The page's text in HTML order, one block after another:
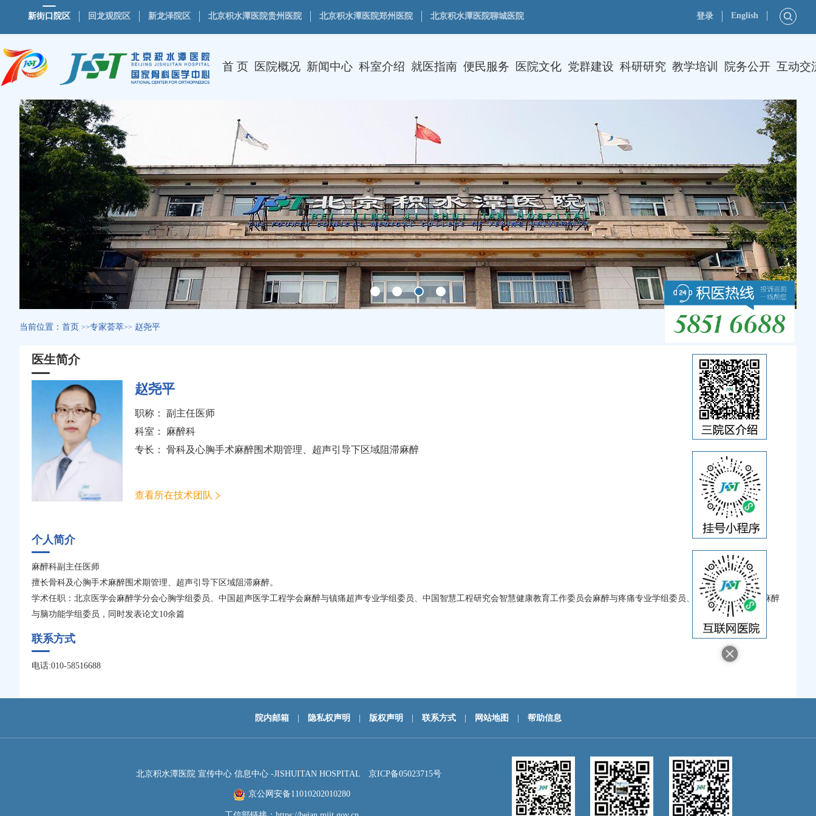
新街口院区 回龙观院区 新龙泽院区 北京积水潭医院贵州医院 北京积水潭医院郑州医院 北京积水潭医院聊城医院 登录 English
首 页 医院概况 新闻中心 科室介绍 就医指南 便民服务 医院文化 党群建设 科研研究 教学培训 院务公开 互动交
当前位置： 首页 >>专家荟萃>> 赵尧平
医生简介
赵尧平
职称： 副主任医师
科室： 麻醉科
专长： 骨科及心胸手术麻醉围术期管理、超声引导下区域阻滞麻醉
查看所在技术团队
个人简介
麻醉科副主任医师
擅长骨科及心胸手术麻醉围术期管理、超声引导下区域阻滞麻醉。
学术任职：北京医学会麻醉学分会心胸学组委员、中国超声医学工程学会麻醉与镇痛超声专业学组委员、中国智慧工程研究会智慧健康教育工作委员会麻醉与疼痛专业学组委员、中国神经科学学会麻醉
与脑功能学组委员，同时发表论文10余篇
联系方式
电话:010-58516688
院内邮箱 隐私权声明 版权声明 联系方式 网站地图 帮助信息
北京积水潭医院 宣传中心 信息中心 -JISHUITAN HOSPITAL 京ICP备05023715号
京公网安备11010202010280